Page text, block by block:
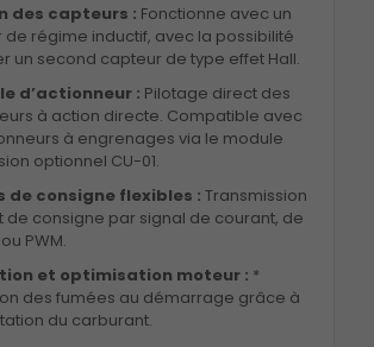
des capteurs : Fonctionne avec un
de régime inductif, avec la possibilité
un second capteur de type effet Hall.
d’actionneur : Pilotage direct des
à action directe. Compatible avec
à engrenages via le module
optionnel CU-01.
de consigne flexibles : Transmission
de consigne par signal de courant, de
PWM.
et optimisation moteur : *
des fumées au démarrage grâce à
du carburant.